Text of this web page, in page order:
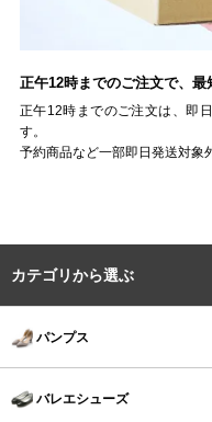
ご利用ガイド
お問い合わせ
プライバシーポリシー
正午12時までのご注文で、最
正午12時までのご注文は、即
す。
予約商品など一部即日発送対象
カテゴリから選ぶ
パンプス
バレエシューズ